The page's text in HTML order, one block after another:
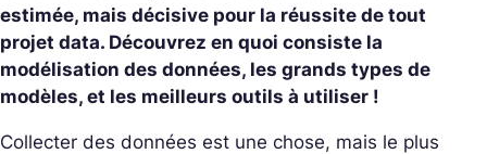
estimée, mais décisive pour la réussite de tout
projet data. Découvrez en quoi consiste la
modélisation des données, les grands types de
modèles, et les meilleurs outils à utiliser !
Collecter des données est une chose, mais le plus